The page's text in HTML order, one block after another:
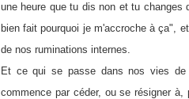
une heure que tu dis non et tu
bien fait pourquoi je m'accroche à ça",
de nos ruminations internes.
Et ce qui se passe dans nos vies de
commence par céder, ou se résigner